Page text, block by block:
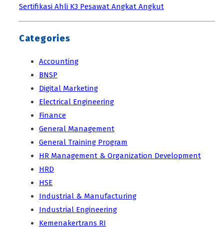
Sertifikasi Ahli K3 Pesawat Angkat Angkut
Categories
Accounting
BNSP
Digital Marketing
Electrical Engineering
Finance
General Management
General Training Program
HR Management & Organization Development
HRD
HSE
Industrial & Manufacturing
Industrial Engineering
Kemenakertrans RI